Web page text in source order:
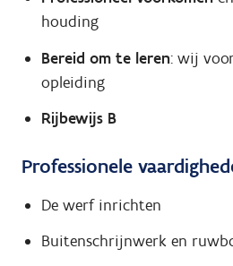
houding
Bereid om te leren: wij
opleiding
Rijbewijs B
Professionele
De werf inrichten
Buitenschrijnwerk en